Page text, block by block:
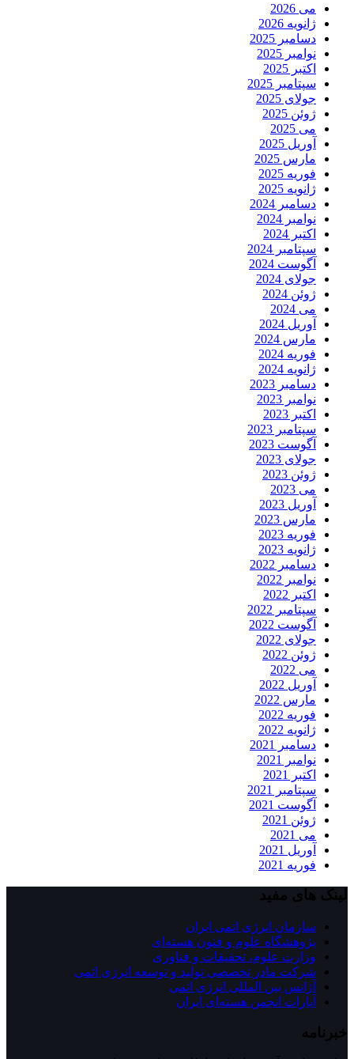
می 2026
ژانویه 2026
دسامبر 2025
نوامبر 2025
اکتبر 2025
سپتامبر 2025
جولای 2025
ژوئن 2025
می 2025
آوریل 2025
مارس 2025
فوریه 2025
ژانویه 2025
دسامبر 2024
نوامبر 2024
اکتبر 2024
سپتامبر 2024
آگوست 2024
جولای 2024
ژوئن 2024
می 2024
آوریل 2024
مارس 2024
فوریه 2024
ژانویه 2024
دسامبر 2023
نوامبر 2023
اکتبر 2023
سپتامبر 2023
آگوست 2023
جولای 2023
ژوئن 2023
می 2023
آوریل 2023
مارس 2023
فوریه 2023
ژانویه 2023
دسامبر 2022
نوامبر 2022
اکتبر 2022
سپتامبر 2022
آگوست 2022
جولای 2022
ژوئن 2022
می 2022
آوریل 2022
مارس 2022
فوریه 2022
ژانویه 2022
دسامبر 2021
نوامبر 2021
اکتبر 2021
سپتامبر 2021
آگوست 2021
ژوئن 2021
می 2021
آوریل 2021
فوریه 2021
لینک های مفید
سازمان انرژی اتمی ایران
پژوهشگاه علوم و فنون هسته‌ای
وزارت علوم، تحقیقات و فناوری
شرکت مادر تخصصی تولید و توسعه انرژی اتمی
آژانس بین المللی انرژی اتمی
آپارات انجمن هسته‌ای ايران
خبرنامه